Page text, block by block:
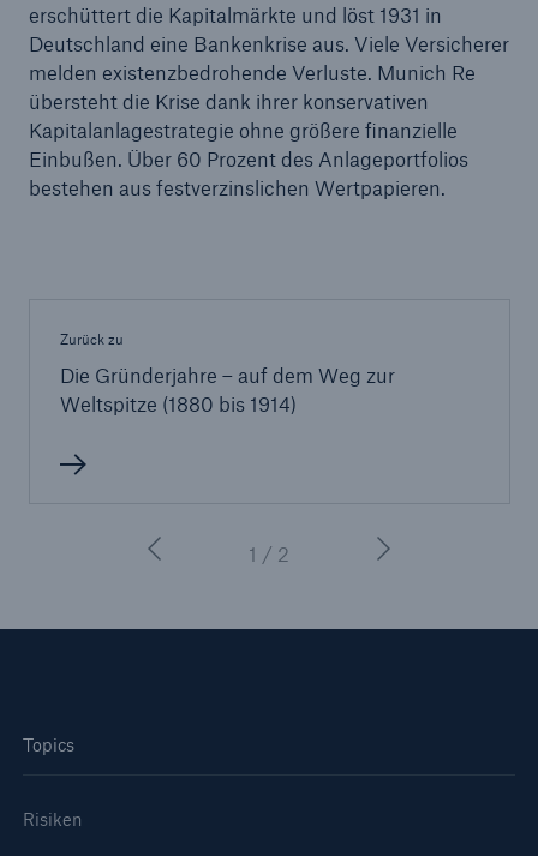
erschüttert die Kapitalmärkte und löst 1931 in
Deutschland eine Bankenkrise aus. Viele Versicherer
melden existenzbedrohende Verluste. Munich Re
übersteht die Krise dank ihrer konservativen
Kapitalanlagestrategie ohne größere finanzielle
Einbußen. Über 60 Prozent des Anlageportfolios
bestehen aus festverzinslichen Wertpapieren.
Zurück zu
Die Gründerjahre – auf dem Weg zur
Weltspitze (1880 bis 1914)
1 / 2
Topics
Risiken